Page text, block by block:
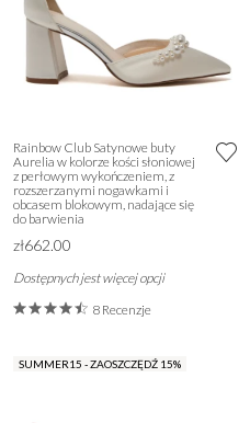
Rainbow Club Satynowe buty
Aurelia w kolorze kości słoniowej
z perłowym wykończeniem, z
rozszerzanymi nogawkami i
obcasem blokowym, nadające się
do barwienia
zł662.00
Dostępnych jest więcej opcji
8 Recenzje
SUMMER15 - ZAOSZCZĘDŹ 15%